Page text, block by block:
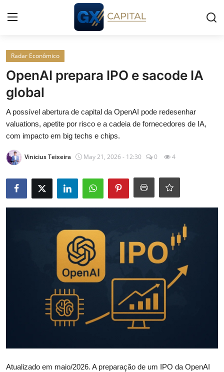
Entrar
Início
Cursos
Simuladores
Wealth
Histórias
Contato
Crédito Empresarial
Radar Econômico
Radar Econômico
OpenAI prepara IPO e sacode IA
global
A possível abertura de capital da OpenAI pode redesenhar
valuations, apetite por risco e a cadeia de fornecedores de IA,
com impacto em big techs e chips.
Vinicius Teixeira May 21, 2026 - 12:30 0 4
Atualizado em maio/2026. A preparação de um IPO da OpenAI